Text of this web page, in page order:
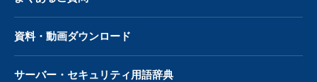
資料・動画ダウンロード
サーバー・ セキュリティ用語辞典